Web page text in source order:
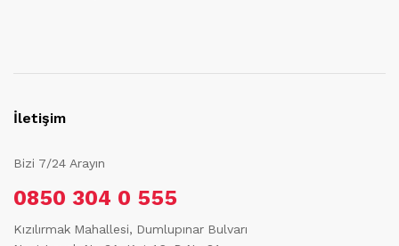
İletişim
Bizi 7/24 Arayın
0850 304 0 555
Kızılırmak Mahallesi, Dumlupınar Bulvarı